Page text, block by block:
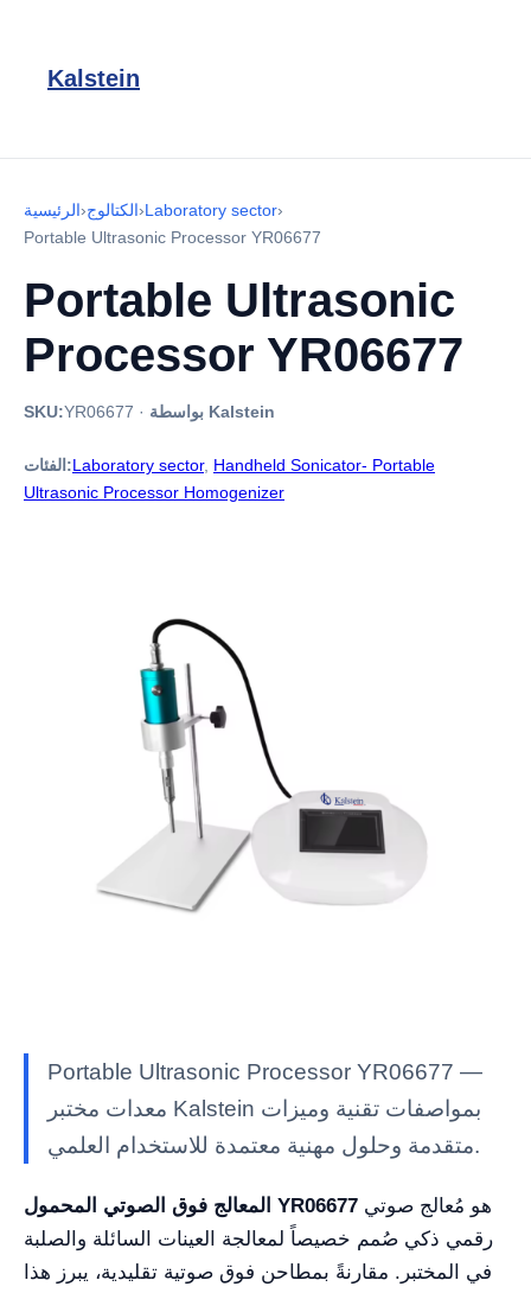
Kalstein
الرئيسية›الكتالوج›Laboratory sector›
Portable Ultrasonic Processor YR06677
Portable Ultrasonic
Processor YR06677
SKU:YR06677 · بواسطة Kalstein
الفئات:Laboratory sector, Handheld Sonicator- Portable
Ultrasonic Processor Homogenizer
Portable Ultrasonic Processor YR06677 —
معدات مختبر Kalstein بمواصفات تقنية وميزات
متقدمة وحلول مهنية معتمدة للاستخدام العلمي.
المعالج فوق الصوتي المحمول YR06677
رقمي ذكي صُمم خصيصاً لمعالجة العينات السائلة والصلبة
في المختبر. مقارنةً بمطاحن فوق صوتية تقليدية، يبرز هذا